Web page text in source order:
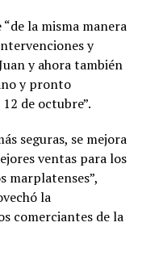
la misma manera
y
y ahora también
y pronto
de octubre”.
seguras, se mejora
ventas para los
marplatenses”,
la
comerciantes de la